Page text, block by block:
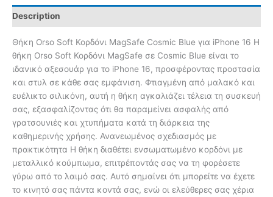
Description
Θήκη Orso Soft Κορδόνι MagSafe Cosmic Blue για iPhone 16 Η
θήκη Orso Soft Κορδόνι MagSafe σε Cosmic Blue είναι το
ιδανικό αξεσουάρ για το iPhone 16, προσφέροντας προστασία
και στυλ σε κάθε σας εμφάνιση. Φτιαγμένη από μαλακό και
ευέλικτο σιλικόνη, αυτή η θήκη αγκαλιάζει τέλεια τη συσκευή
σας, εξασφαλίζοντας ότι θα παραμείνει ασφαλής από
γρατσουνιές και χτυπήματα κατά τη διάρκεια της
καθημερινής χρήσης. Ανανεωμένος σχεδιασμός με
πρακτικότητα Η θήκη διαθέτει ενσωματωμένο κορδόνι με
μεταλλικό κούμπωμα, επιτρέποντάς σας να τη φορέσετε
γύρω από το λαιμό σας. Αυτό σημαίνει ότι μπορείτε να έχετε
το κινητό σας πάντα κοντά σας, ενώ οι ελεύθερες σας χέρια